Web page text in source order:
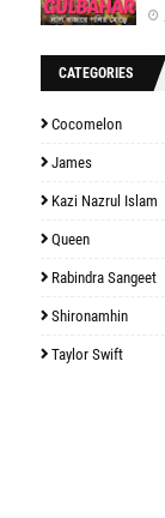
CATEGORIES
Cocomelon
James
Kazi Nazrul Islam
Queen
Rabindra Sangeet
Shironamhin
Taylor Swift